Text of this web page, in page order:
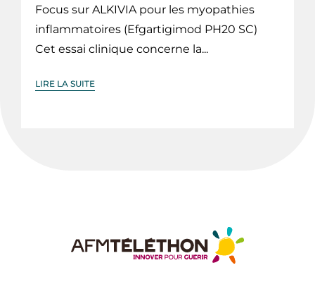
Focus sur ALKIVIA pour les myopathies
inflammatoires (Efgartigimod PH20 SC)
Cet essai clinique concerne la...
LIRE LA SUITE